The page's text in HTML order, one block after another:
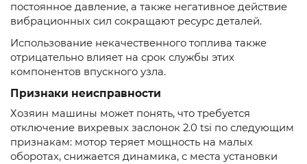
постоянное давление, а также негативное действие
вибрационных сил сокращают ресурс деталей.
Использование некачественного топлива также
отрицательно влияет на срок службы этих
компонентов впускного узла.
Признаки неисправности
Хозяин машины может понять, что требуется
отключение вихревых заслонок 2.0 tsi по следующим
признакам: мотор теряет мощность на малых
оборотах, снижается динамика, с места установки